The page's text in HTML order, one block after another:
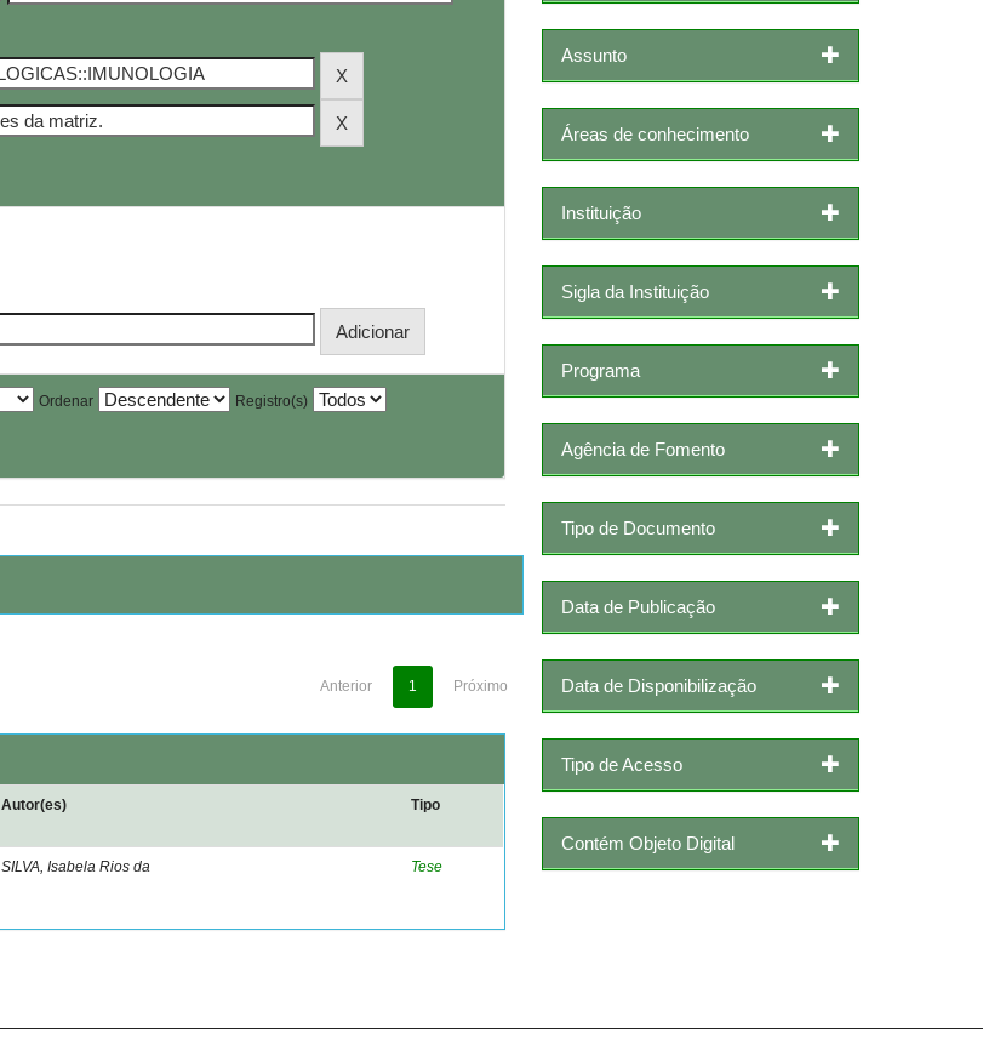
Ordenar Registro(s)
Anterior 1 Próximo
Autor(es) Tipo
SILVA, Isabela Rios da Tese
Assunto
Áreas de conhecimento
Instituição
Sigla da Instituição
Programa
Agência de Fomento
Tipo de Documento
Data de Publicação
Data de Disponibilização
Tipo de Acesso
Contém Objeto Digital